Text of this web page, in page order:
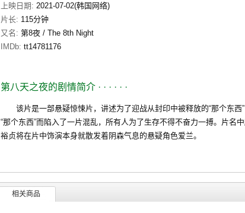
上映日期: 2021-07-02(韩国网络)
片长: 115分钟
又名: 第8夜 / The 8th Night
IMDb: tt14781176
第八天之夜的剧情简介 · · · · · ·
该片是一部悬疑惊悚片，讲述为了迎战从封印中被释放的“那个东西
“那个东西”而陷入了一片混乱，所有人为了生存不得不奋力一搏。片名
裕贞将在片中饰演本身就散发着阴森气息的悬疑角色爱兰。
相关商品